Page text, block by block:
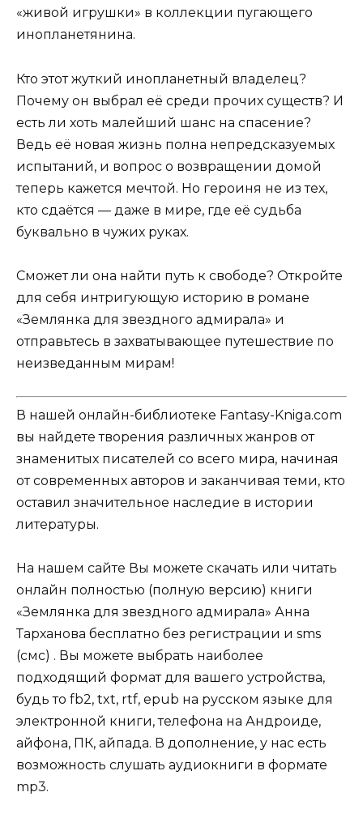
«живой игрушки» в коллекции пугающего
инопланетянина.
Кто этот жуткий инопланетный владелец?
Почему он выбрал её среди прочих существ? И
есть ли хоть малейший шанс на спасение?
Ведь её новая жизнь полна непредсказуемых
испытаний, и вопрос о возвращении домой
теперь кажется мечтой. Но героиня не из тех,
кто сдаётся — даже в мире, где её судьба
буквально в чужих руках.
Сможет ли она найти путь к свободе? Откройте
для себя интригующую историю в романе
«Землянка для звездного адмирала» и
отправьтесь в захватывающее путешествие по
неизведанным мирам!
В нашей онлайн-библиотеке Fantasy-Kniga.com
вы найдете творения различных жанров от
знаменитых писателей со всего мира, начиная
от современных авторов и заканчивая теми, кто
оставил значительное наследие в истории
литературы.
На нашем сайте Вы можете скачать или читать
онлайн полностью (полную версию) книги
«Землянка для звездного адмирала» Анна
Тарханова бесплатно без регистрации и sms
(смс) . Вы можете выбрать наиболее
подходящий формат для вашего устройства,
будь то fb2, txt, rtf, epub на русском языке для
электронной книги, телефона на Андроиде,
айфона, ПК, айпада. В дополнение, у нас есть
возможность слушать аудиокниги в формате
mp3.